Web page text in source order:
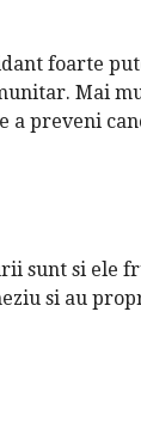
foarte
Mai
a preveni
sunt si ele
si au